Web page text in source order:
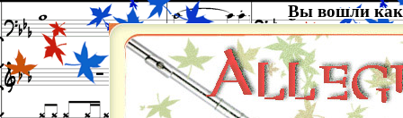
Вы вошли как